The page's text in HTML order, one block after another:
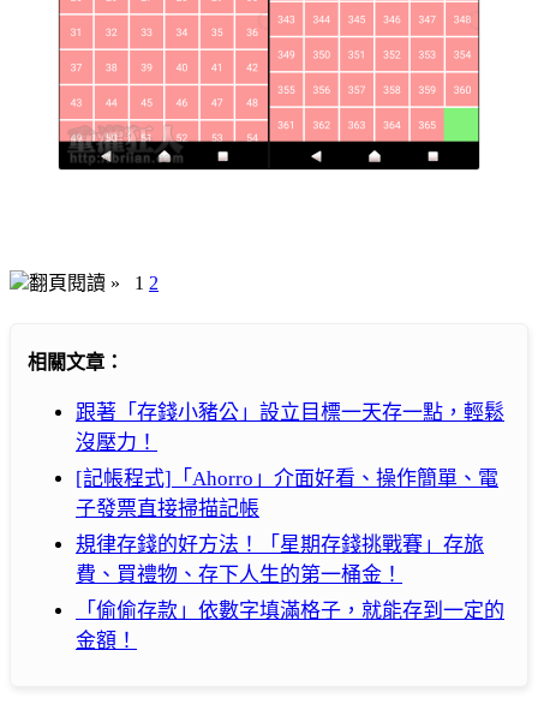
翻頁閱讀 » 1 2
相關文章：
跟著「存錢小豬公」設立目標一天存一點，輕鬆
沒壓力！
[記帳程式]「Ahorro」介面好看、操作簡單、電
子發票直接掃描記帳
規律存錢的好方法！「星期存錢挑戰賽」存旅
費、買禮物、存下人生的第一桶金！
「偷偷存款」依數字填滿格子，就能存到一定的
金額！